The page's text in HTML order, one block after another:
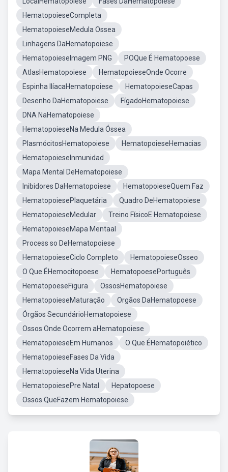
HematopoieseCompleta
HematopoieseMedula Ossea
Linhagens DaHematopoiese
HematopoieseImagem PNG
POQue É Hematopoese
AtlasHematopoiese
HematopoieseOnde Ocorre
Espinha IlíacaHematopoiese
HematopoieseCapas
Desenho DaHematopoiese
FígadoHematopoiese
DNA NaHematopoiese
HematopoieseNa Medula Óssea
PlasmócitosHematopoiese
HematopoieseHemacias
HematopoieseInmunidad
Mapa Mental DeHematopoiese
Inibidores DaHematopoiese
HematopoieseQuem Faz
HematopoiesePlaquetária
Quadro DeHematopoiese
HematopoieseMedular
Treino FísicoE Hematopoiese
HematopoieseMapa Mentaal
Process so DeHematopoiese
HematopoieseCiclo Completo
HematopoieseOsseo
O Que ÉHemocitopoese
HematopoesePortuguês
HematopoeseFigura
OssosHematopoiese
HematopoieseMaturação
Orgãos DaHematopoese
Órgãos SecundárioHematopoiese
Ossos Onde Ocorrem aHematopoiese
HematopoieseEm Humanos
O Que ÉHematopoiético
HematopoieseFases Da Vida
HematopoieseNa Vida Uterina
HematopoiesePre Natal
Hepatopoese
Ossos QueFazem Hematopoiese